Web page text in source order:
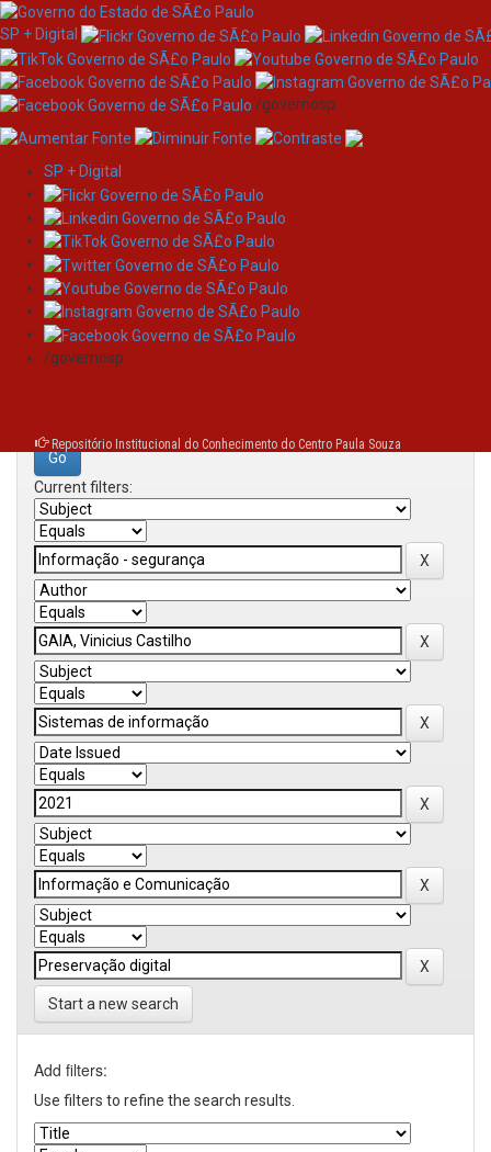
Skip
navigation
SP + Digital
/governosp
SP + Digital
/governosp
Repositório Institucional do Conhecimento do Centro Paula Souza
Search
Search:
Current filters:
Start a new search
Add filters:
Use filters to refine the search results.